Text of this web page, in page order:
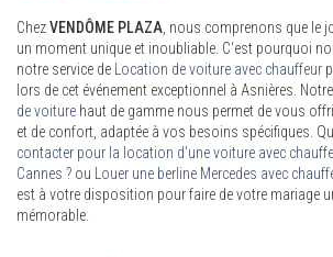
ChezVENDÔME PLAZA , nous comprenons que le
un moment unique et inoubliable. C'est pourquoi
notre service de
Location de voiture avec chauffeur
lors de cet événement exceptionnel à Asnières.
de voiture haut de gamme nous permet de vous
et de confort, adaptée à vos besoins spécifiques.
contacter pour la location d'une voiture avec
Cannes ? ou Louer une berline Mercedes avec
est à votre disposition pour faire de votre mariage
mémorable.